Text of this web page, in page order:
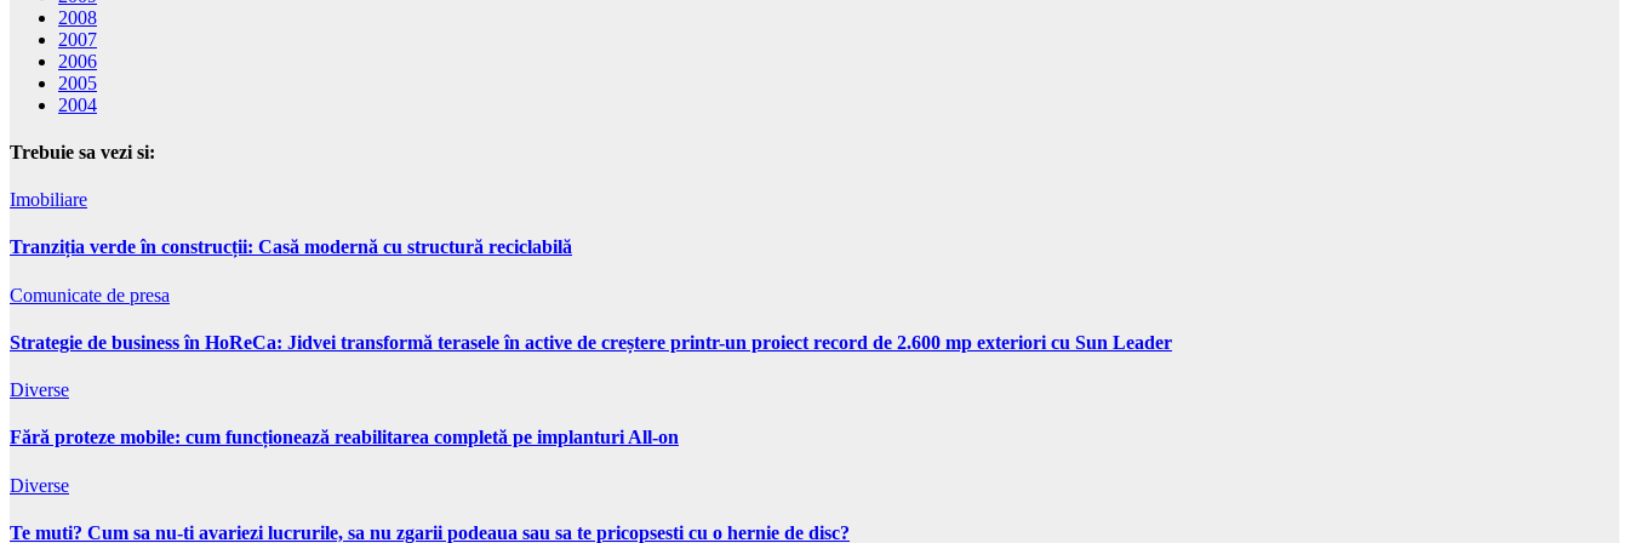
2008
2007
2006
2005
2004
Trebuie sa vezi si:
Imobiliare
Tranziția verde în construcții: Casă modernă cu structură reciclabilă
Comunicate de presa
Strategie de business în HoReCa: Jidvei transformă terasele în active de creștere printr-un proiect record de 2.600 mp exteriori cu Sun Leader
Diverse
Fără proteze mobile: cum funcționează reabilitarea completă pe implanturi All-on
Diverse
Te muti? Cum sa nu-ti avariezi lucrurile, sa nu zgarii podeaua sau sa te pricopsesti cu o hernie de disc?